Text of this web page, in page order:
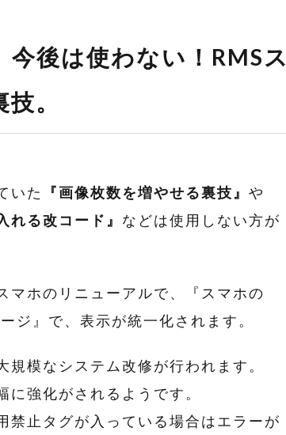
後は使わない！RMSス
。
いた
『画像枚数を増やせる裏技』 や
れる改コード』 などは使用しない方が
マホのリニューアルで、『スマホの
ジ』で、表示が統一化されます。
模なシステム改修が行われます。
強化がされるようです。
禁止タグが入っている場合はエラーが